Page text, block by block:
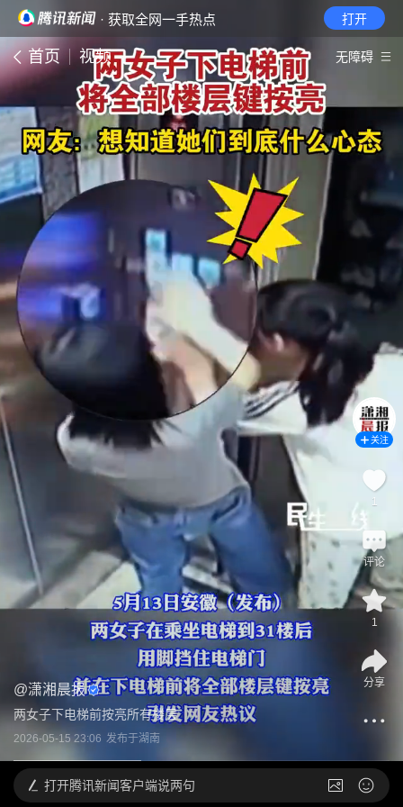
· 获取全网一手热点 打开
首页 视频 无障碍
@潇湘晨报
两女子下电梯前按亮所有楼层
2026-05-15 23:06 发布于湖南
关注
1
评论
1
分享
打开腾讯新闻客户端说两句